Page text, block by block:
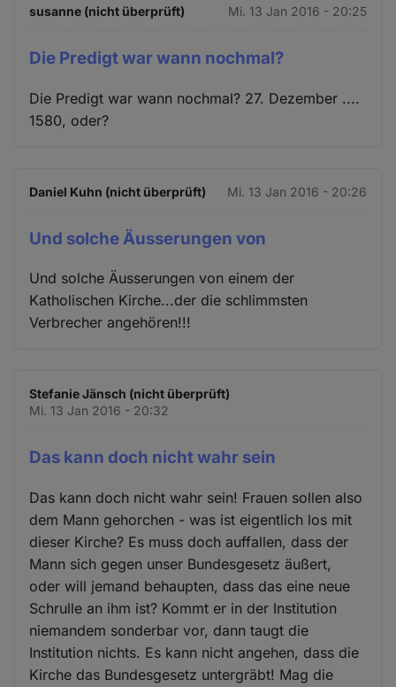
susanne (nicht überprüft) Mi. 13 Jan 2016 - 20:25
Die Predigt war wann nochmal?
Die Predigt war wann nochmal? 27. Dezember ....
1580, oder?
Daniel Kuhn (nicht überprüft) Mi. 13 Jan 2016 - 20:26
Und solche Äusserungen von
Und solche Äusserungen von einem der
Katholischen Kirche...der die schlimmsten
Verbrecher angehören!!!
Stefanie Jänsch (nicht überprüft)
Mi. 13 Jan 2016 - 20:32
Das kann doch nicht wahr sein
Das kann doch nicht wahr sein! Frauen sollen also
dem Mann gehorchen - was ist eigentlich los mit
dieser Kirche? Es muss doch auffallen, dass der
Mann sich gegen unser Bundesgesetz äußert,
oder will jemand behaupten, dass das eine neue
Schrulle an ihm ist? Kommt er in der Institution
niemandem sonderbar vor, dann taugt die
Institution nichts. Es kann nicht angehen, dass die
Kirche das Bundesgesetz untergräbt! Mag die